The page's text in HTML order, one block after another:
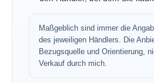
Maßgeblich sind immer die
des jeweiligen Händlers. Die
Bezugsquelle und Orientierung,
Verkauf durch mich.